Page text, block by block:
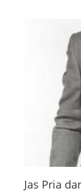
Jas Pria